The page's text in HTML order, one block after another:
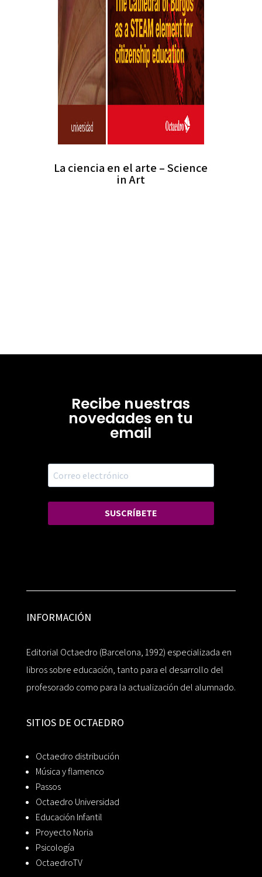
La ciencia en el arte – Science
in Art
Recibe nuestras
novedades en tu
email
SUSCRÍBETE
INFORMACIÓN
Editorial Octaedro (Barcelona, 1992) especializada en
libros sobre educación, tanto para el desarrollo del
profesorado como para la actualización del alumnado.
SITIOS DE OCTAEDRO
Octaedro distribución
Música y flamenco
Passos
Octaedro Universidad
Educación Infantil
Proyecto Noria
Psicología
OctaedroTV